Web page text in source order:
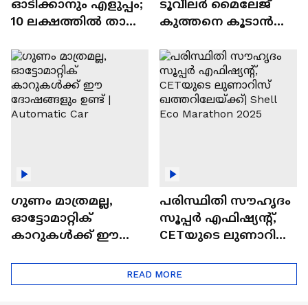
ഓടിക്കാനും എളുപ്പം;
10 ലക്ഷത്തിൽ താഴെ
ഓട്ടോമാറ്റിക്ക്
എസ്‍യുവികൾ
ടൂവീലർ മൈലേജ്
കുത്തനെ കൂടാൻ
ഗുണം മാത്രമല്ല,
ഓട്ടോമാറ്റിക്
കാറുകൾക്ക് ഈ
പരിസ്ഥിതി സൗഹൃദം
സൂപ്പർ എഫിഷ്യന്റ്,
CETയുടെ ലുണാറിസ്
Eco Marathon 2025
READ MORE